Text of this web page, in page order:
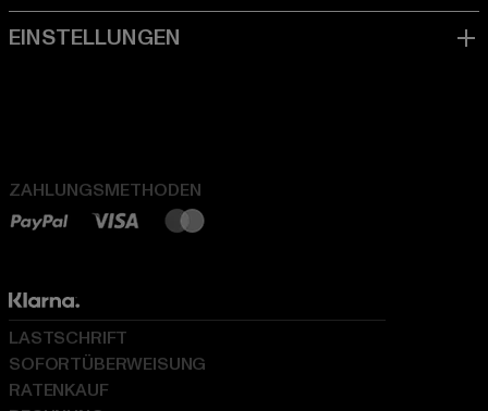
ZAHLUNGSMETHODEN
LASTSCHRIFT
SOFORTÜBERWEISUNG
RATENKAUF